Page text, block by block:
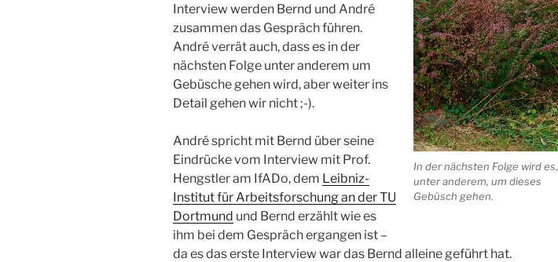
In der nächsten Folge wird es,
unter anderem, um dieses
Gebüsch gehen.
Interview werden Bernd und André
zusammen das Gespräch führen.
André verrät auch, dass es in der
nächsten Folge unter anderem um
Gebüsche gehen wird, aber weiter ins
Detail gehen wir nicht ;-).
André spricht mit Bernd über seine
Eindrücke vom Interview mit Prof.
Hengstler am IfADo, dem Leibniz-
Institut für Arbeitsforschung an der TU
Dortmund und Bernd erzählt wie es
ihm bei dem Gespräch ergangen ist –
da es das erste Interview war das Bernd alleine geführt hat.